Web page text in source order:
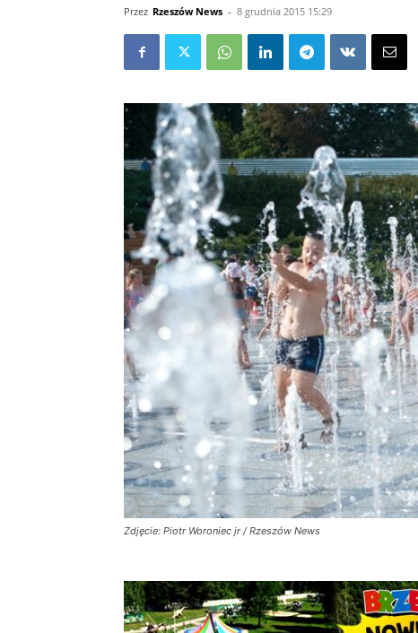
Przez Rzeszów News - 8 grudnia 2015 15:29
Zdjęcie: Piotr Woroniec jr / Rzeszów News